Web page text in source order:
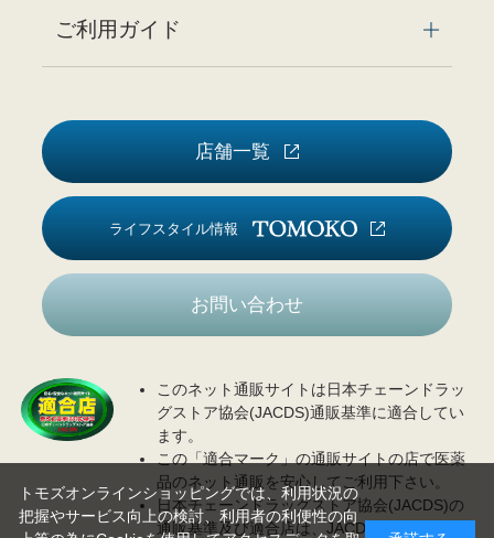
ご利用ガイド
店舗一覧
ライフスタイル情報
お問い合わせ
このネット通販サイトは日本チェーンドラッ
グストア協会(JACDS)通販基準に適合してい
ます。
この「適合マーク」の通販サイトの店で医薬
品のネット通販を安心してご利用下さい。
日本チェーンドラッグストア協会(JACDS)の
通販基準及び適合店は、JACDS
ホームページ
トモズオンラインショッピングでは、利用状況の
把握やサービス向上の検討、利用者の利便性の向